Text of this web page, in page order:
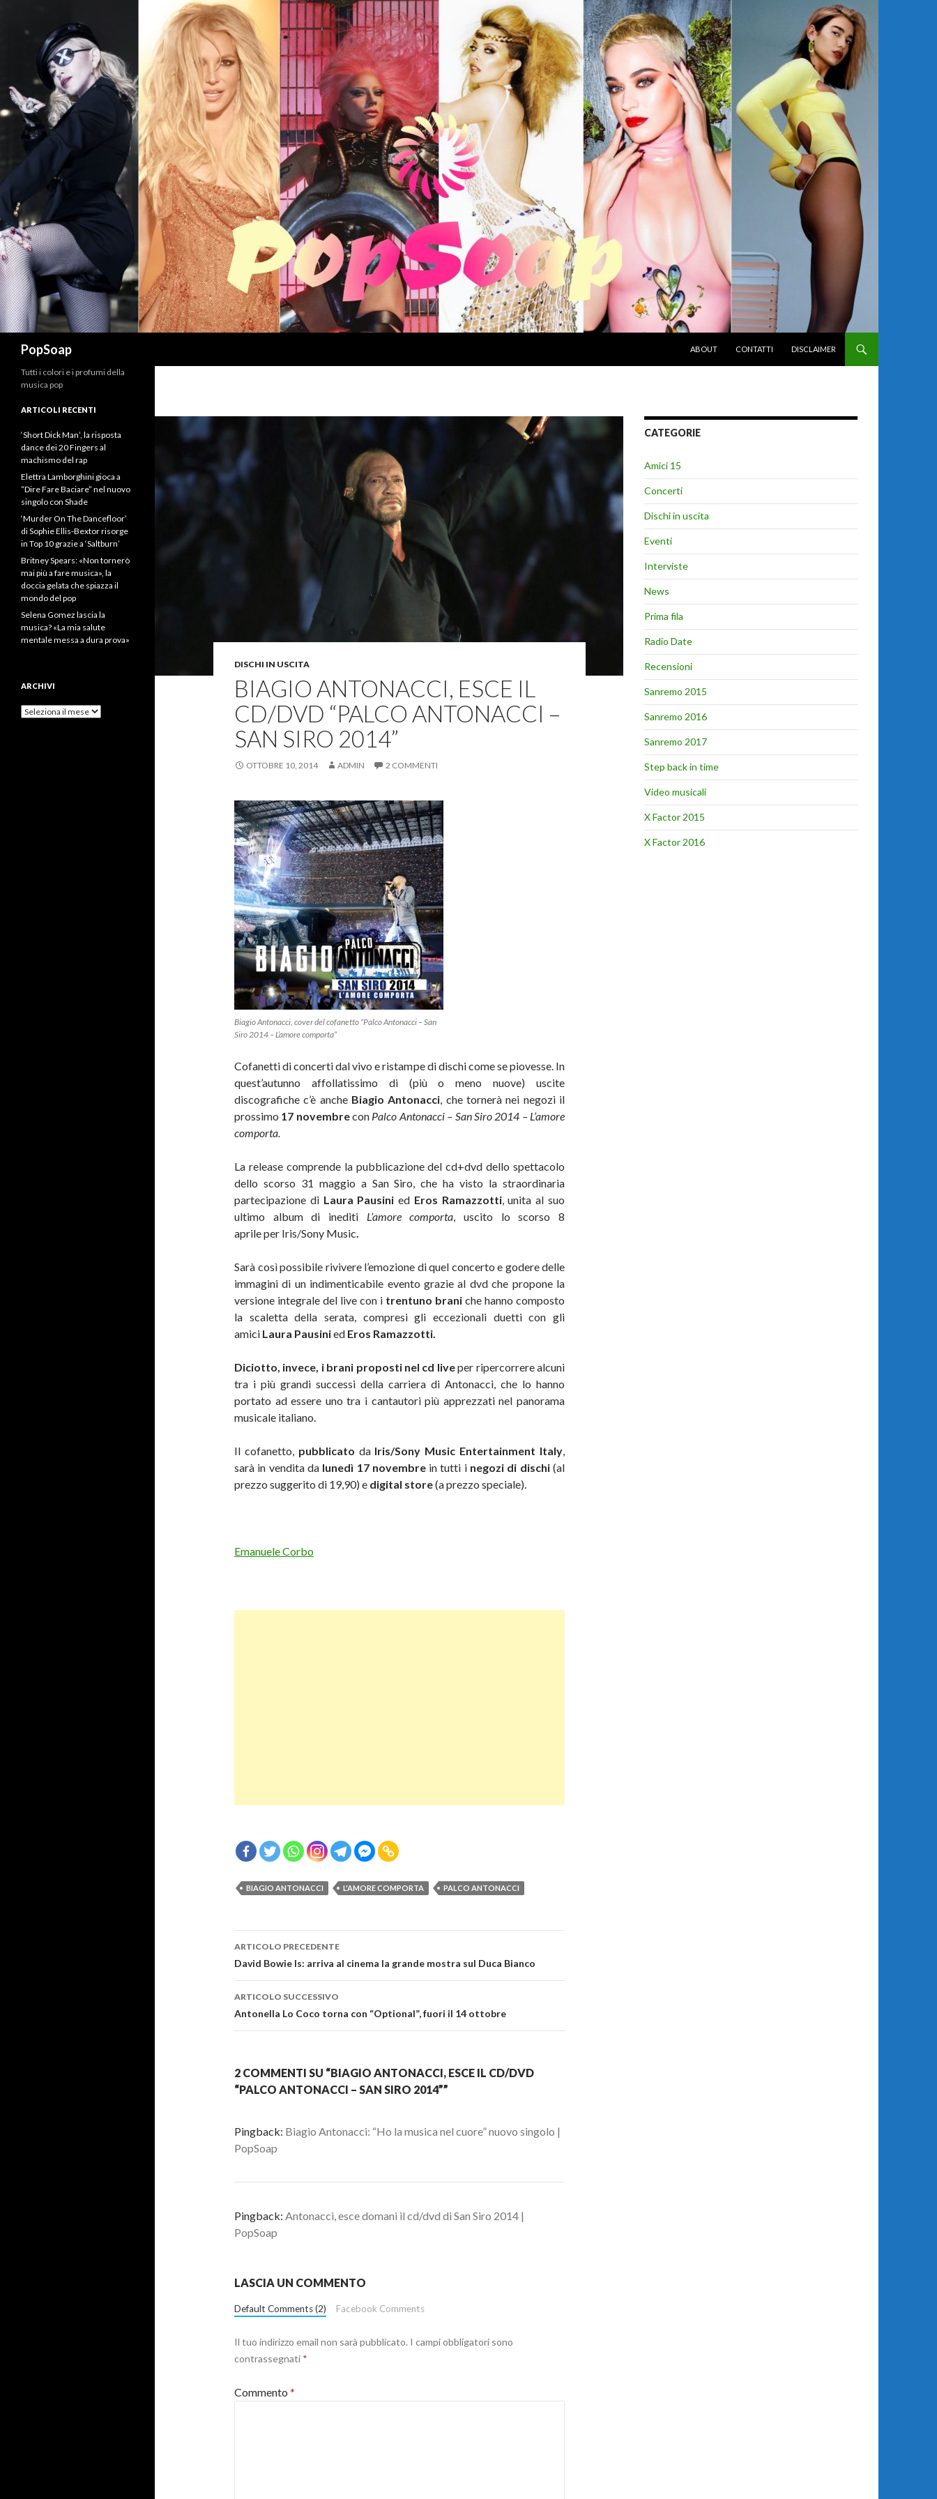
PopSoap
ABOUT
CONTATTI DISCLAIMER
DISCHI IN USCITA
BIAGIO ANTONACCI, ESCE IL
CD/DVD “PALCO ANTONACCI –
SAN SIRO 2014”
OTTOBRE 10, 2014 ADMIN 2 COMMENTI
Biagio Antonacci, cover del cofanetto “Palco Antonacci – San
Siro 2014 – L’amore comporta”
Cofanetti di concerti dal vivo e ristampe di dischi come se piovesse. In
quest’autunno affollatissimo di (più o meno nuove) uscite
discografiche c’è anche Biagio Antonacci, che tornerà nei negozi il
prossimo 17 novembrecon Palco Antonacci – San Siro 2014 – L’amore
comporta.
La release comprende la pubblicazione del cd+dvd dello spettacolo
dello scorso 31 maggio a San Siro, che ha visto la straordinaria
partecipazione di Laura Pausini ed Eros Ramazzotti, unita al suo
ultimo album di inediti L’amore comporta, uscito lo scorso 8
aprile per Iris/Sony Music.
Sarà così possibile rivivere l’emozione di quel concerto e godere delle
immagini di un indimenticabile evento grazie al dvd che propone la
versione integrale del live con i trentuno brani che hanno composto
la scaletta della serata, compresi gli eccezionali duetti con gli
amici Laura Pausinied Eros Ramazzotti.
Diciotto, invece, i brani proposti nel cd liveper ripercorrere alcuni
tra i più grandi successi della carriera di Antonacci, che lo hanno
portato ad essere uno tra i cantautori più apprezzati nel panorama
musicale italiano.
Il cofanetto, pubblicato da Iris/Sony Music Entertainment Italy,
sarà in vendita da lunedì 17 novembrein tutti i negozi di dischi(al
prezzo suggerito di 19,90) e digital store(a prezzo speciale).
Emanuele Corbo
BIAGIO ANTONACCI L'AMORE COMPORTA PALCO ANTONACCI
Navigazione
articolo
ARTICOLO PRECEDENTE
David Bowie Is: arriva al cinema la grande mostra sul Duca Bianco
ARTICOLO SUCCESSIVO
Antonella Lo Coco torna con “Optional”, fuori il 14 ottobre
2 COMMENTI SU “BIAGIO ANTONACCI, ESCE IL CD/DVD
“PALCO ANTONACCI – SAN SIRO 2014””
Pingback: Biagio Antonacci: “Ho la musica nel cuore” nuovo singolo |
PopSoap
Pingback: Antonacci, esce domani il cd/dvd di San Siro 2014 |
PopSoap
LASCIA UN COMMENTO
Default Comments (2) Facebook Comments
Il tuo indirizzo email non sarà pubblicato. I campi obbligatori sono
contrassegnati *
Commento *
CATEGORIE
Amici 15
Concerti
Dischi in uscita
Eventi
Interviste
News
Prima fila
Radio Date
Recensioni
Sanremo 2015
Sanremo 2016
Sanremo 2017
Step back in time
Video musicali
X Factor 2015
X Factor 2016
Tutti i colori e i profumi della
musica pop
ARTICOLI RECENTI
‘Short Dick Man’, la risposta
dance dei 20 Fingers al
machismo del rap
Elettra Lamborghini gioca a
“Dire Fare Baciare” nel nuovo
singolo con Shade
‘Murder On The Dancefloor’
di Sophie Ellis-Bextor risorge
in Top 10 grazie a ‘Saltburn’
Britney Spears: «Non tornerò
mai più a fare musica», la
doccia gelata che spiazza il
mondo del pop
Selena Gomez lascia la
musica? «La mia salute
mentale messa a dura prova»
ARCHIVI
Archivi